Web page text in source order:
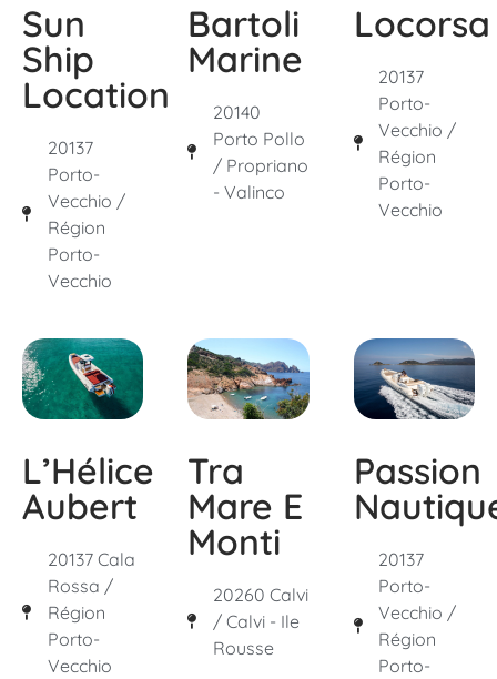
Sun
Ship
Location
20137
Porto-
Vecchio /
Région
Porto-
Vecchio
Bartoli
Marine
20140
Porto Pollo
/ Propriano
- Valinco
Locorsa
20137
Porto-
Vecchio /
Région
Porto-
Vecchio
L’Hélice
Aubert
20137 Cala
Rossa /
Région
Porto-
Vecchio
Tra
Mare E
Monti
20260 Calvi
/ Calvi - Ile
Rousse
Passion
20137
Porto-
Vecchio /
Région
Porto-